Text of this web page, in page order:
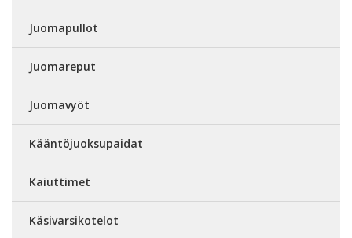
Juomapullot
Juomareput
Juomavyöt
Kääntöjuoksupaidat
Kaiuttimet
Käsivarsikotelot